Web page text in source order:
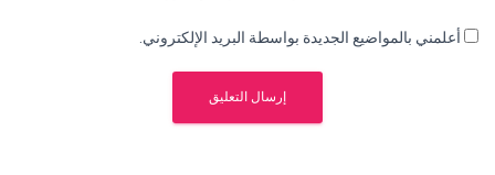
أعلمني بالمواضيع الجديدة بواسطة البريد الإلكتروني.